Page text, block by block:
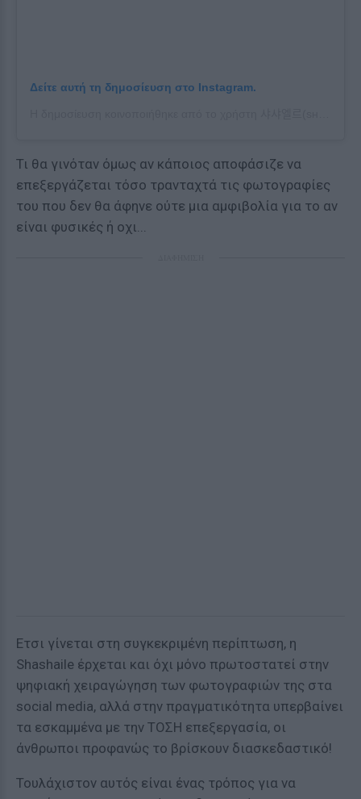
Δείτε αυτή τη δημοσίευση στο Instagram.
Τι θα γινόταν όμως αν κάποιος αποφάσιζε να
επεξεργάζεται τόσο τρανταχτά τις φωτογραφίες
του που δεν θα άφηνε ούτε μια αμφιβολία για το αν
είναι φυσικές ή οχι...
Ετσι γίνεται στη συγκεκριμένη περίπτωση, η
Shashaile έρχεται και όχι μόνο πρωτοστατεί στην
ψηφιακή χειραγώγηση των φωτογραφιών της στα
social media, αλλά στην πραγματικότητα υπερβαίνει
τα εσκαμμένα με την ΤΟΣΗ επεξεργασία, οι
άνθρωποι προφανώς το βρίσκουν διασκεδαστικό!
Τουλάχιστον αυτός είναι ένας τρόπος για να